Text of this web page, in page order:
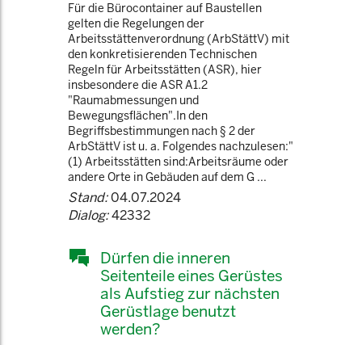
Für die Bürocontainer auf Baustellen
gelten die Regelungen der
Arbeitsstättenverordnung (ArbStättV) mit
den konkretisierenden Technischen
Regeln für Arbeitsstätten (ASR), hier
insbesondere die ASR A1.2
"Raumabmessungen und
Bewegungsflächen".In den
Begriffsbestimmungen nach § 2 der
ArbStättV ist u. a. Folgendes nachzulesen:"
(1) Arbeitsstätten sind:Arbeitsräume oder
andere Orte in Gebäuden auf dem G ...
Stand:04.07.2024
Dialog:42332
Dürfen die inneren
Seitenteile eines Gerüstes
als Aufstieg zur nächsten
Gerüstlage benutzt
werden?